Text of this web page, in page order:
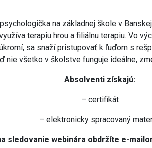
na základnej škole v
terapiu hrou a filiálnu terapiu. Vo
sa snaží pristupovať k ľuďom s
nie všetko v školstve funguje ideálne,
Absolventi získajú:
– certifikát
– elektronicky spracovaný
sledovanie webinára obdržíte e-